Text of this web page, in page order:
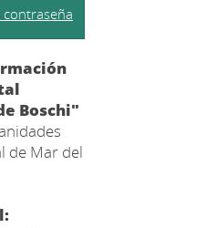
contraseña
Boschi"
de Mar del